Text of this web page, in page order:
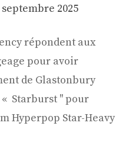
septembre 2025
répondent aux
pour avoir
de Glastonbury
Starburst '' pour
Hyperpop Star-Heavy